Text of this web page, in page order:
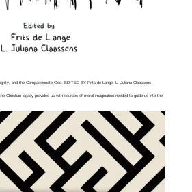
and the Compassionate God. EDITED BY Frits de Lange, L. Juliana Claassens
Christian legacy provides us with sources of moral imagination needed to guide us into the